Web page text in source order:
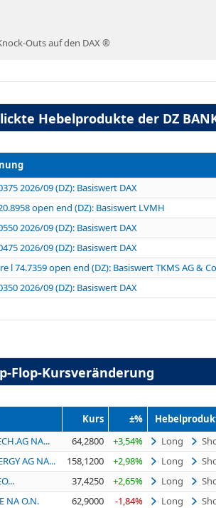
Outs auf den DAX ®
Hebelprodukte der DZ
2026/09 (DZ): Basiswert DAX
open end (DZ): Basiswert LVMH
2026/09 (DZ): Basiswert DAX
2026/09 (DZ): Basiswert DAX
2026/09 (DZ): Basiswert DAX
Flop-Kursveränderung
Kurs ±%
NA...
64,2800 +3,54% Long
AG NA...
158,1200 +2,98% Long
37,4250 +2,65% Long
NA O.N.
62,9000 -1,84% Long